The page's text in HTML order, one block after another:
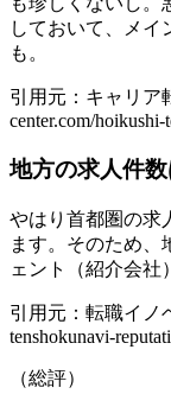
しておいて、メイ
も。
引用元：キャリ
center.com/
地方の求人件
やはり首都圏の求
ます。そのため、
ェント（紹介会社
引用元：転職イ
tenshokunavi-
（総評）